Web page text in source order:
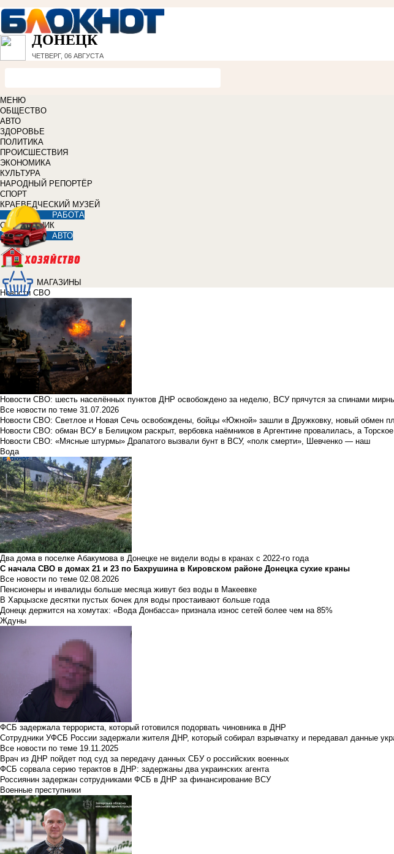
ДОНЕЦК
ЧЕТВЕРГ, 06 АВГУСТА
МЕНЮ
ОБЩЕСТВО
АВТО
ЗДОРОВЬЕ
ПОЛИТИКА
ПРОИСШЕСТВИЯ
ЭКОНОМИКА
КУЛЬТУРА
НАРОДНЫЙ РЕПОРТЁР
СПОРТ
КРАЕВЕДЧЕСКИЙ МУЗЕЙ
РАБОТА
СПРАВОЧНИК
АВТО
МАГАЗИНЫ
Новости СВО
Новости СВО: шесть населённых пунктов ДНР освобождено за неделю, ВСУ прячутся за спинами
Все новости по теме 31.07.2026
Новости СВО: Светлое и Новая Сечь освобождены, бойцы «Южной» зашли в Дружковку, новый обмен
Новости СВО: обман ВСУ в Белицком раскрыт, вербовка наёмников в Аргентине провалилась, а
Новости СВО: «Мясные штурмы» Драпатого вызвали бунт в ВСУ, «полк смерти», Шевченко — наш
Вода
Два дома в поселке Абакумова в Донецке не видели воды в кранах с 2022-го года
С начала СВО в домах 21 и 23 по Бахрушина в Кировском районе Донецка сухие краны
Все новости по теме 02.08.2026
Пенсионеры и инвалиды больше месяца живут без воды в Макеевке
В Харцызске десятки пустых бочек для воды простаивают больше года
Донецк держится на хомутах: «Вода Донбасса» признала износ сетей более чем на 85%
Ждуны
ФСБ задержала террориста, который готовился подорвать чиновника в ДНР
Сотрудники УФСБ России задержали жителя ДНР, который собирал взрывчатку и передавал данные
Все новости по теме 19.11.2025
Врач из ДНР пойдет под суд за передачу данных СБУ о российских военных
ФСБ сорвала серию терактов в ДНР: задержаны два украинских агента
Россиянин задержан сотрудниками ФСБ в ДНР за финансирование ВСУ
Военные преступники